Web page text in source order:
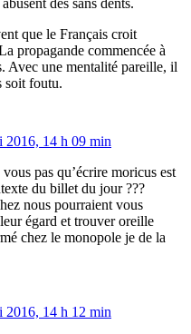
des sans dents.
que le Français croit
propagande commencée à
Avec une mentalité pareille, il
soit foutu.
2016, 14 h 09 min
pas qu’écrire moricus est
du billet du jour ???
nous pourraient vous
égard et trouver oreille
chez le monopole je de la
2016, 14 h 12 min